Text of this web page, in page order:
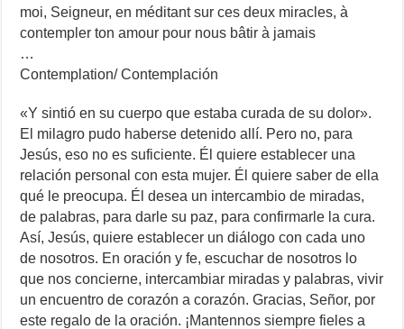
moi, Seigneur, en méditant sur ces deux miracles, à
contempler ton amour pour nous bâtir à jamais
…
Contemplation/ Contemplación
«Y sintió en su cuerpo que estaba curada de su dolor».
El milagro pudo haberse detenido allí. Pero no, para
Jesús, eso no es suficiente. Él quiere establecer una
relación personal con esta mujer. Él quiere saber de ella
qué le preocupa. Él desea un intercambio de miradas,
de palabras, para darle su paz, para confirmarle la cura.
Así, Jesús, quiere establecer un diálogo con cada uno
de nosotros. En oración y fe, escuchar de nosotros lo
que nos concierne, intercambiar miradas y palabras, vivir
un encuentro de corazón a corazón. Gracias, Señor, por
este regalo de la oración. ¡Mantennos siempre fieles a